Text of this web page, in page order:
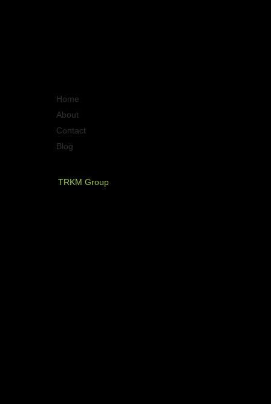
Home
About
Contact
Blog
TRKM Group